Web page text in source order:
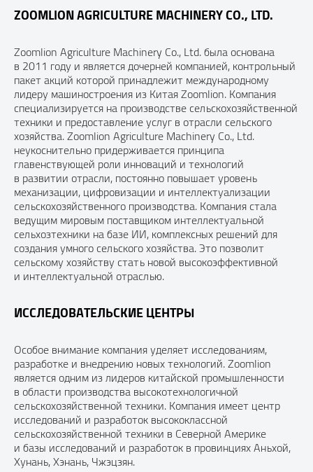
ZOOMLION AGRICULTURE MACHINERY CO., LTD.
Zoomlion Agriculture Machinery Co., Ltd. была основана
в 2011 году и является дочерней компанией, контрольный
пакет акций которой принадлежит международному
лидеру машиностроения из Китая Zoomlion. Компания
специализируется на производстве сельскохозяйственной
техники и предоставление услуг в отрасли сельского
хозяйства. Zoomlion Agriculture Machinery Co., Ltd.
неукоснительно придерживается принципа
главенствующей роли инноваций и технологий
в развитии отрасли, постоянно повышает уровень
механизации, цифровизации и интеллектуализации
сельскохозяйственного производства. Компания стала
ведущим мировым поставщиком интеллектуальной
сельхозтехники на базе ИИ, комплексных решений для
создания умного сельского хозяйства. Это позволит
сельскому хозяйству стать новой высокоэффективной
и интеллектуальной отраслью.
ИССЛЕДОВАТЕЛЬСКИЕ ЦЕНТРЫ
Особое внимание компания уделяет исследованиям,
разработке и внедрению новых технологий. Zoomlion
является одним из лидеров китайской промышленности
в области производства высокотехнологичной
сельскохозяйственной техники. Компания имеет центр
исследований и разработок высококлассной
сельскохозяйственной техники в Северной Америке
и базы исследований и разработок в провинциях Аньхой,
Хунань, Хэнань, Чжэцзян.